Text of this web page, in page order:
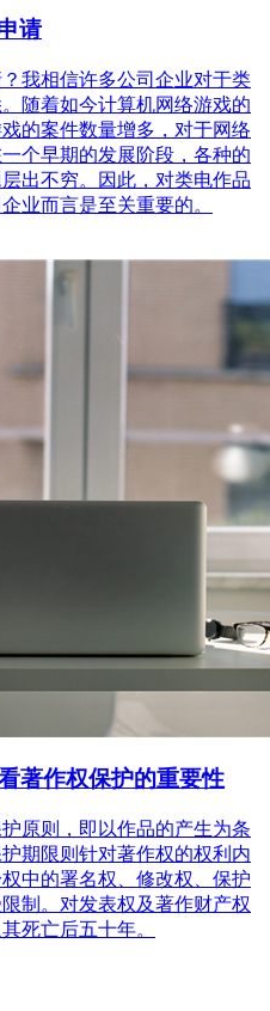
请
我相信许多公司企业对于类
随着如今计算机网络游戏的
的案件数量增多，对于网络
个早期的发展阶段，各种的
出不穷。因此，对类电作品
业而言是至关重要的。
著作权保护的重要性
原则，即以作品的产生为条
期限则针对著作权的权利内
中的署名权、修改权、保护
制。对发表权及著作财产权
死亡后五十年。